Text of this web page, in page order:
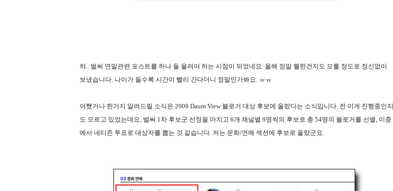
햐.. 벌써 연말관련 포스트를 하나 둘 올려야 하는 시점이 되었네요. 올해 정말 뭘한건지도 모를 정도로 정신없이
보냈습니다. 나이가 들수록 시간이 빨리 간다더니 정말인가봐요. ㅠㅠ
어쨌거나 한가지 알려드릴 소식은 2009 Daum View 블로거 대상 후보에 올랐다는 소식입니다. 전 이게 진행중인지
도 모르고 있었는데요, 벌써 1차 후보군 선정을 마치고 6개 채널별 9명씩의 후보로 총 54명의 블로거를 선별, 이중
에서 네티즌 투표로 대상자를 뽑는 것 같습니다. 저는 문화/연예 섹션에 후보로 올랐군요.